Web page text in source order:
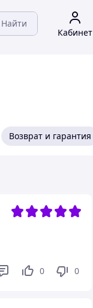
Найти
Кабинет
Возврат и гарантия
0 0